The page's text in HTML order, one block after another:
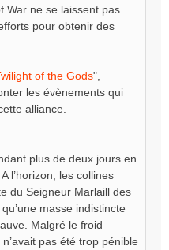
War ne se laissent pas
pour obtenir des
of the Gods",
les évènements qui
alliance.
plus de deux jours en
l’horizon, les collines
du Seigneur Marlaill des
masse indistincte
Malgré le froid
pas été trop pénible